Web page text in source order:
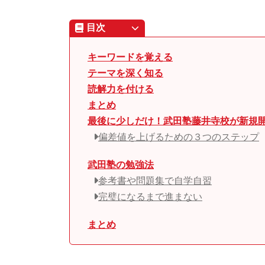
目次
キーワードを覚える
テーマを深く知る
読解力を付ける
まとめ
最後に少しだけ！武田塾藤井寺校が新規
偏差値を上げるための３つのステップ
武田塾の勉強法
参考書や問題集で自学自習
完璧になるまで進まない
まとめ